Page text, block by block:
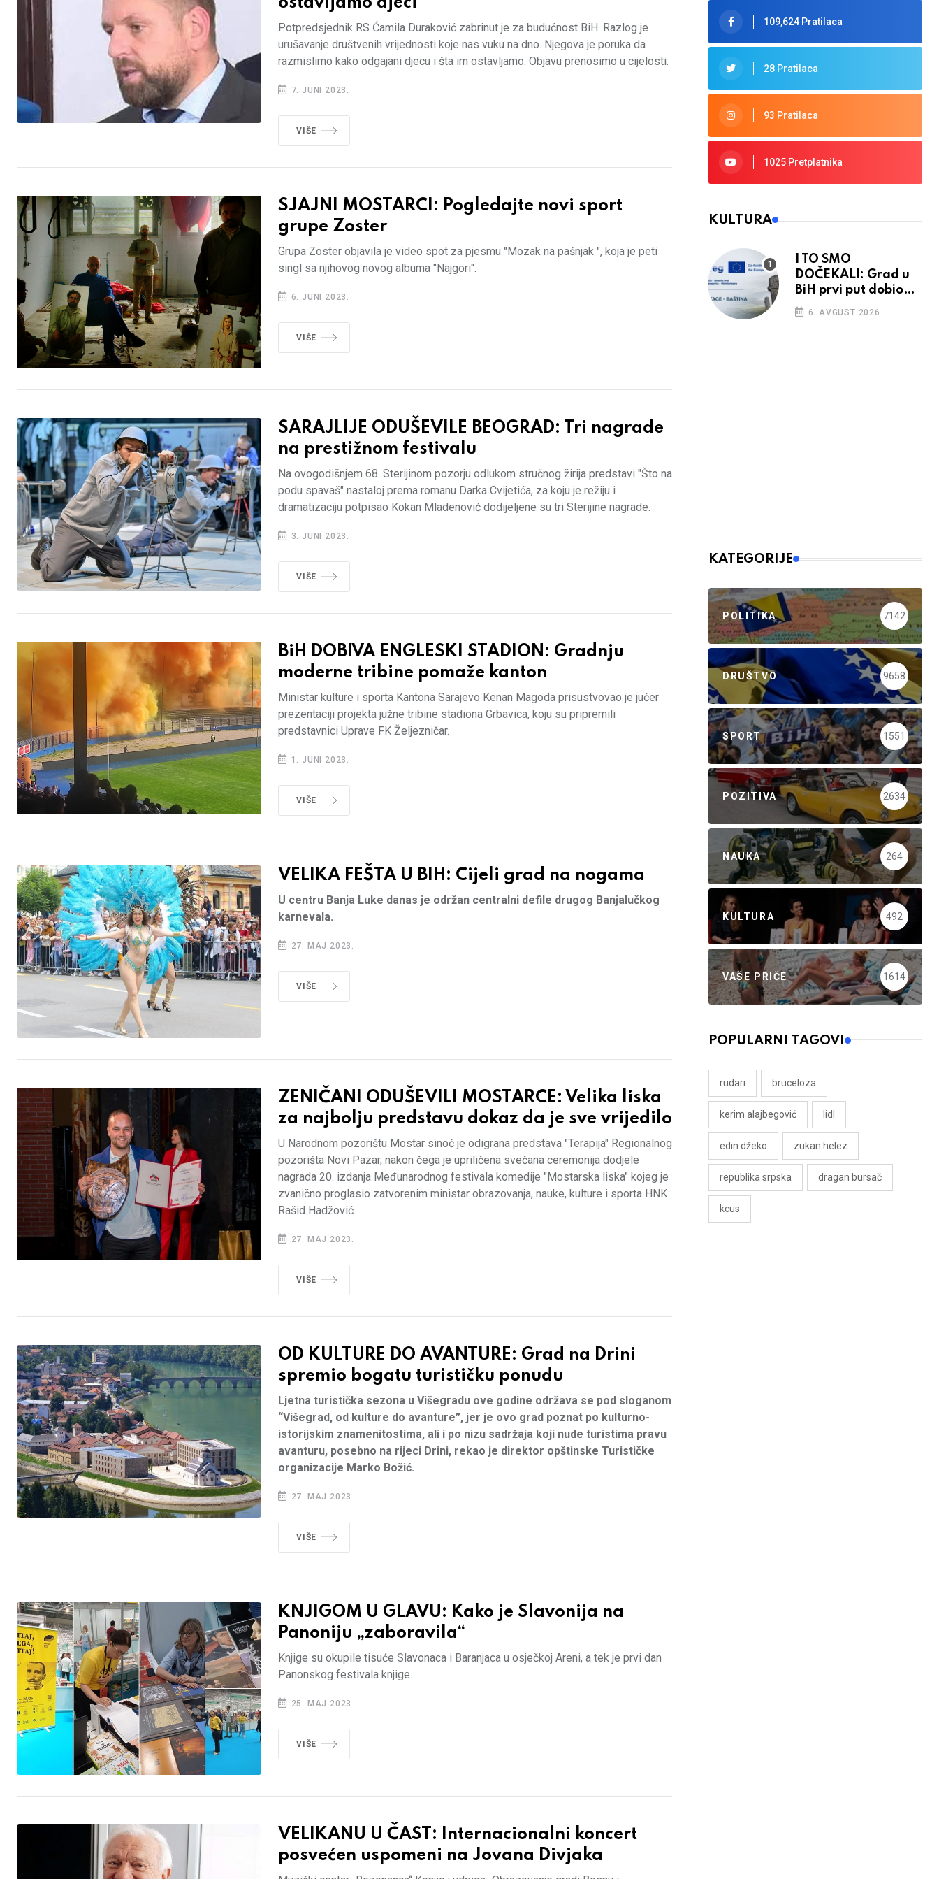
Potpredsjednik RS Ćamila Duraković zabrinut je za budućnost BiH. Razlog je
urušavanje društvenih vrijednosti koje nas vuku na dno. Njegova je poruka da
razmislimo kako odgajani djecu i šta im ostavljamo. Objavu prenosimo u cijelosti.
7. JUNI 2023.
VIŠE
SJAJNI MOSTARCI: Pogledajte novi sport
grupe Zoster
Grupa Zoster objavila je video spot za pjesmu "Mozak na pašnjak ", koja je peti
singl sa njihovog novog albuma "Najgori".
6. JUNI 2023.
VIŠE
SARAJLIJE ODUŠEVILE BEOGRAD: Tri nagrade
na prestižnom festivalu
Na ovogodišnjem 68. Sterijinom pozorju odlukom stručnog žirija predstavi "Što na
podu spavaš" nastaloj prema romanu Darka Cvijetića, za koju je režiju i
dramatizaciju potpisao Kokan Mladenović dodijeljene su tri Sterijine nagrade.
3. JUNI 2023.
VIŠE
BiH DOBIVA ENGLESKI STADION: Gradnju
moderne tribine pomaže kanton
Ministar kulture i sporta Kantona Sarajevo Kenan Magoda prisustvovao je jučer
prezentaciji projekta južne tribine stadiona Grbavica, koju su pripremili
predstavnici Uprave FK Željezničar.
1. JUNI 2023.
VIŠE
VELIKA FEŠTA U BIH: Cijeli grad na nogama
U centru Banja Luke danas je održan centralni defile drugog Banjalučkog
karnevala.
27. MAJ 2023.
VIŠE
ZENIČANI ODUŠEVILI MOSTARCE: Velika liska
za najbolju predstavu dokaz da je sve vrijedilo
U Narodnom pozorištu Mostar sinoć je odigrana predstava "Terapija" Regionalnog
pozorišta Novi Pazar, nakon čega je upriličena svečana ceremonija dodjele
nagrada 20. izdanja Međunarodnog festivala komedije "Mostarska liska" kojeg je
zvanično proglasio zatvorenim ministar obrazovanja, nauke, kulture i sporta HNK
Rašid Hadžović.
27. MAJ 2023.
VIŠE
OD KULTURE DO AVANTURE: Grad na Drini
spremio bogatu turističku ponudu
Ljetna turistička sezona u Višegradu ove godine održava se pod sloganom
“Višegrad, od kulture do avanture”, jer je ovo grad poznat po kulturno-
istorijskim znamenitostima, ali i po nizu sadržaja koji nude turistima pravu
avanturu, posebno na rijeci Drini, rekao je direktor opštinske Turističke
organizacije Marko Božić.
27. MAJ 2023.
VIŠE
KNJIGOM U GLAVU: Kako je Slavonija na
Panoniju „zaboravila“
Knjige su okupile tisuće Slavonaca i Baranjaca u osječkoj Areni, a tek je prvi dan
Panonskog festivala knjige.
25. MAJ 2023.
VIŠE
VELIKANU U ČAST: Internacionalni koncert
posvećen uspomeni na Jovana Divjaka
109,624 Pratilaca
28 Pratilaca
93 Pratilaca
1025 Pretplatnika
KULTURA
I TO SMO
DOČEKALI: Grad u
BiH prvi put dobio
sredstva EU
6. AVGUST 2026.
KATEGORIJE
POLITIKA 7142
DRUŠTVO 9658
SPORT 1551
POZITIVA 2634
NAUKA 264
KULTURA 492
VAŠE PRIČE 1614
POPULARNI TAGOVI
rudari bruceloza
kerim alajbegović lidl
edin džeko zukan helez
republika srpska dragan bursač
kcus